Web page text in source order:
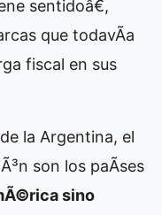
sentidoâ€,
que todavÃ­a
fiscal en sus
la Argentina, el
son los paÃ­ses
sino